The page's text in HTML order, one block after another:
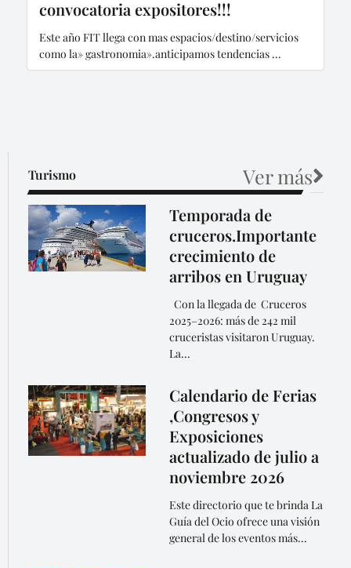
convocatoria expositores!!!
Este año FIT llega con mas espacios/destino/servicios
como la» gastronomia».anticipamos tendencias ...
Turismo Ver más
Temporada de
cruceros.Importante
crecimiento de
arribos en Uruguay
Con la llegada de Cruceros
2025–2026: más de 242 mil
cruceristas visitaron Uruguay.
La...
Calendario de Ferias
,Congresos y
Exposiciones
actualizado de julio a
noviembre 2026
Este directorio que te brinda La
Guía del Ocio ofrece una visión
general de los eventos más...